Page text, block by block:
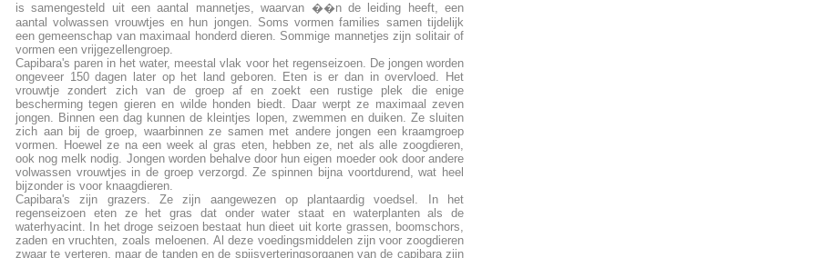
is samengesteld uit een aantal mannetjes, waarvan ��n de leiding heeft, een
aantal volwassen vrouwtjes en hun jongen. Soms vormen families samen tijdelijk
een gemeenschap van maximaal honderd dieren. Sommige mannetjes zijn solitair of
vormen een vrijgezellengroep.
Capibara's paren in het water, meestal vlak voor het regenseizoen. De jongen worden
ongeveer 150 dagen later op het land geboren. Eten is er dan in overvloed. Het
vrouwtje zondert zich van de groep af en zoekt een rustige plek die enige
bescherming tegen gieren en wilde honden biedt. Daar werpt ze maximaal zeven
jongen. Binnen een dag kunnen de kleintjes lopen, zwemmen en duiken. Ze sluiten
zich aan bij de groep, waarbinnen ze samen met andere jongen een kraamgroep
vormen. Hoewel ze na een week al gras eten, hebben ze, net als alle zoogdieren,
ook nog melk nodig. Jongen worden behalve door hun eigen moeder ook door andere
volwassen vrouwtjes in de groep verzorgd. Ze spinnen bijna voortdurend, wat heel
bijzonder is voor knaagdieren.
Capibara's zijn grazers. Ze zijn aangewezen op plantaardig voedsel. In het
regenseizoen eten ze het gras dat onder water staat en waterplanten als de
waterhyacint. In het droge seizoen bestaat hun dieet uit korte grassen, boomschors,
zaden en vruchten, zoals meloenen. Al deze voedingsmiddelen zijn voor zoogdieren
zwaar te verteren, maar de tanden en de spijsverteringsorganen van de capibara zijn